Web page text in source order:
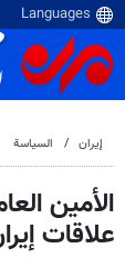
إيران السياسة
الأمين
علاقات